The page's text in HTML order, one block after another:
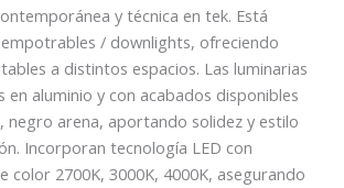
y técnica en tek. Está
/ downlights, ofreciendo
a distintos espacios. Las luminarias
en aluminio y con acabados disponibles
negro arena, aportando solidez y estilo
Incorporan tecnología LED con
color 2700K, 3000K, 4000K, asegurando